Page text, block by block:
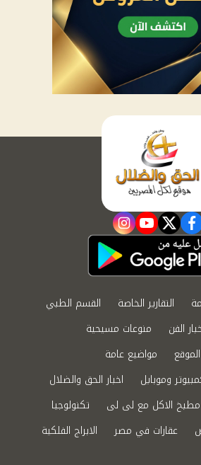
facebook
twitter
youtube
instagram
التقارير الخاصة
القسم الطبي
الفن
منوعات مسيحية
مواضيع عامة
وموبايل
اخبار الحق والضلال
مطبخ الاكل مع لى لى
تكنولوجيا
عقارات في مصر
الابراج الفلكية